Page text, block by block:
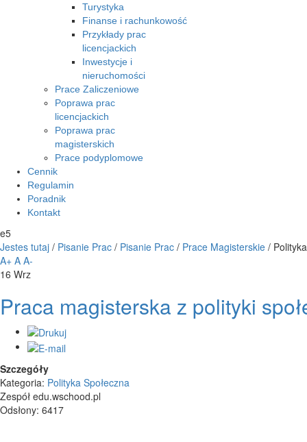
Turystyka
Finanse i rachunkowość
Przykłady prac
licencjackich
Inwestycje i
nieruchomości
Prace Zaliczeniowe
Poprawa prac
licencjackich
Poprawa prac
magisterskich
Prace podyplomowe
Cennik
Regulamin
Poradnik
Kontakt
e5
Jestes tutaj / Pisanie Prac / Pisanie Prac / Prace Magisterskie /
A+ A A-
16 Wrz
Praca magisterska z polityki
Szczegóły
Kategoria: Polityka Społeczna
Zespół edu.wschood.pl
Odsłony: 6417